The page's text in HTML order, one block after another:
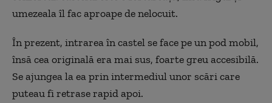
umezeala îl fac aproape de nelocuit.
În prezent, intrarea în castel se face pe un pod mobil,
însă cea originală era mai sus, foarte greu accesibilă.
Se ajungea la ea prin intermediul unor scări care
puteau fi retrase rapid apoi.